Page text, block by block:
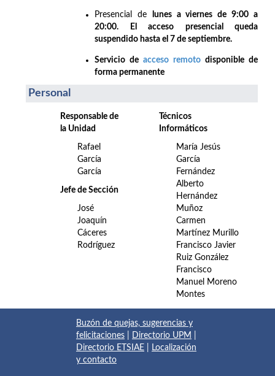
Presencial de
lunes a viernes de 9:00 a
20:00. El acceso presencial queda
suspendido hasta el 7 de septiembre.
Servicio de acceso remoto disponible de
forma permanente
Personal
Responsable de
la Unidad
Rafael
García
García
Jefe de Sección
José
Joaquín
Cáceres
Rodríguez
Técnicos
Informáticos
María Jesús
García
Fernández
Alberto
Hernández
Muñoz
Carmen
Martínez Murillo
Francisco Javier
Ruiz González
Francisco
Manuel Moreno
Montes
Buzón de quejas, sugerencias y
felicitaciones
Directorio UPM
Directorio ETSIAE
Localización
y contacto